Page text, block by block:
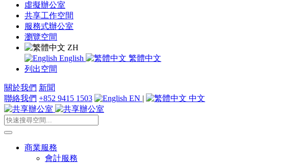
虛擬辦公室
共享工作空間
服務式辦公室
瀏覽空間
ZH
English
繁體中文
列出空間
關於我們 新聞
聯絡我們 +852 9415 1503 EN | 中文
商業服務
會計服務